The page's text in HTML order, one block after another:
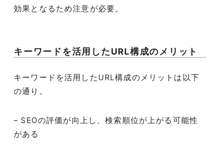
効果となるため注意が必要。
キーワードを活用したURL構成のメリット
キーワードを活用したURL構成のメリットは以下
の通り。
– SEOの評価が向上し、検索順位が上がる可能性
がある